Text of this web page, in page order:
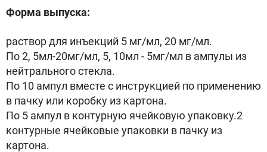
Форма выпуска:
раствор для инъекций 5 мг/мл, 20 мг/мл.
По 2, 5мл-20мг/мл, 5, 10мл - 5мг/мл в ампулы из
нейтрального стекла.
По 10 ампул вместе с инструкцией по применению
в пачку или коробку из картона.
По 5 ампул в контурную ячейковую упаковку.2
контурные ячейковые упаковки в пачку из
картона.